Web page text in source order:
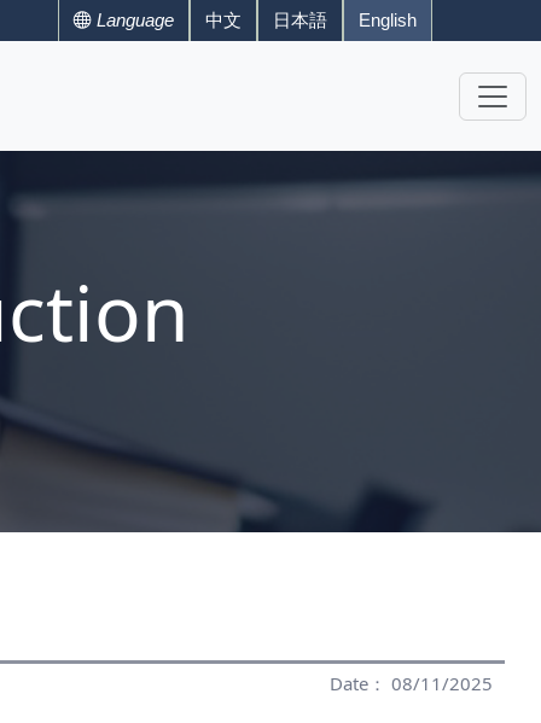
Language 中文 日本語 English
Date： 08/11/2025